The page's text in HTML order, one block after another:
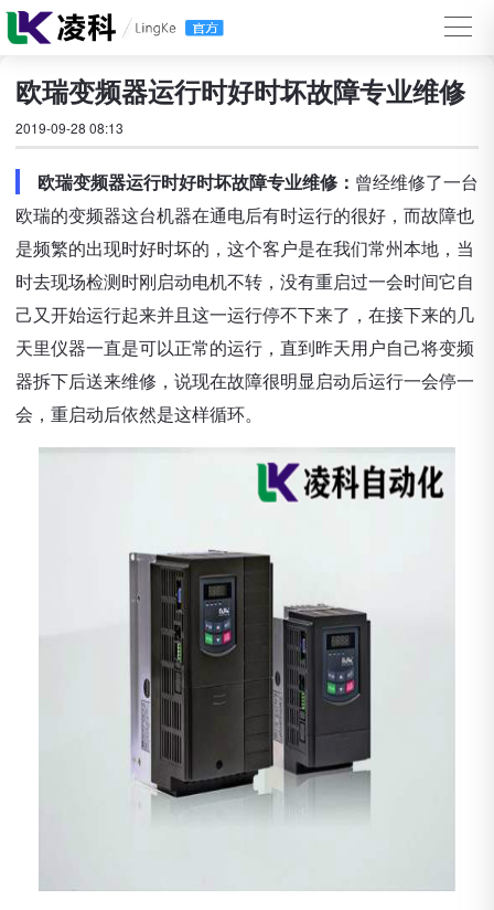
欧瑞变频器运行时好时坏故障专业维修
2019-09-28 08:13
欧瑞变频器运行时好时坏故障专业维修： 曾经维修了一台
欧瑞的变频器这台机器在通电后有时运行的很好，而故障也
是频繁的出现时好时坏的，这个客户是在我们常州本地，当
时去现场检测时刚启动电机不转，没有重启过一会时间它自
己又开始运行起来并且这一运行停不下来了，在接下来的几
天里仪器一直是可以正常的运行，直到昨天用户自己将变频
器拆下后送来维修，说现在故障很明显启动后运行一会停一
会，重启动后依然是这样循环。